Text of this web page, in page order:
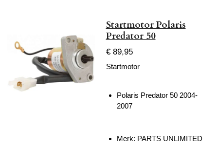
Startmotor Polaris
Predator 50
€ 89,95
Startmotor
Polaris Predator 50 2004-
2007
Merk: PARTS UNLIMITED